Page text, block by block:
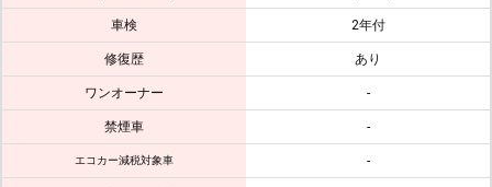
車検 2年付
修復歴 あり
ワンオーナー -
禁煙車 -
エコカー減税対象車 -